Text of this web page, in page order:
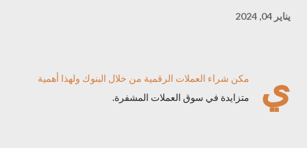
يناير 04, 2024
ي
مكن شراء العملات الرقمية من خلال البنوك ولهذا أهمية
متزايدة في سوق العملات المشفرة.